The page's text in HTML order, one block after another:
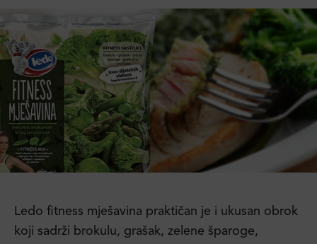
Ledo fitness mješavina praktičan je i ukusan obrok
koji sadrži brokulu, grašak, zelene šparoge,